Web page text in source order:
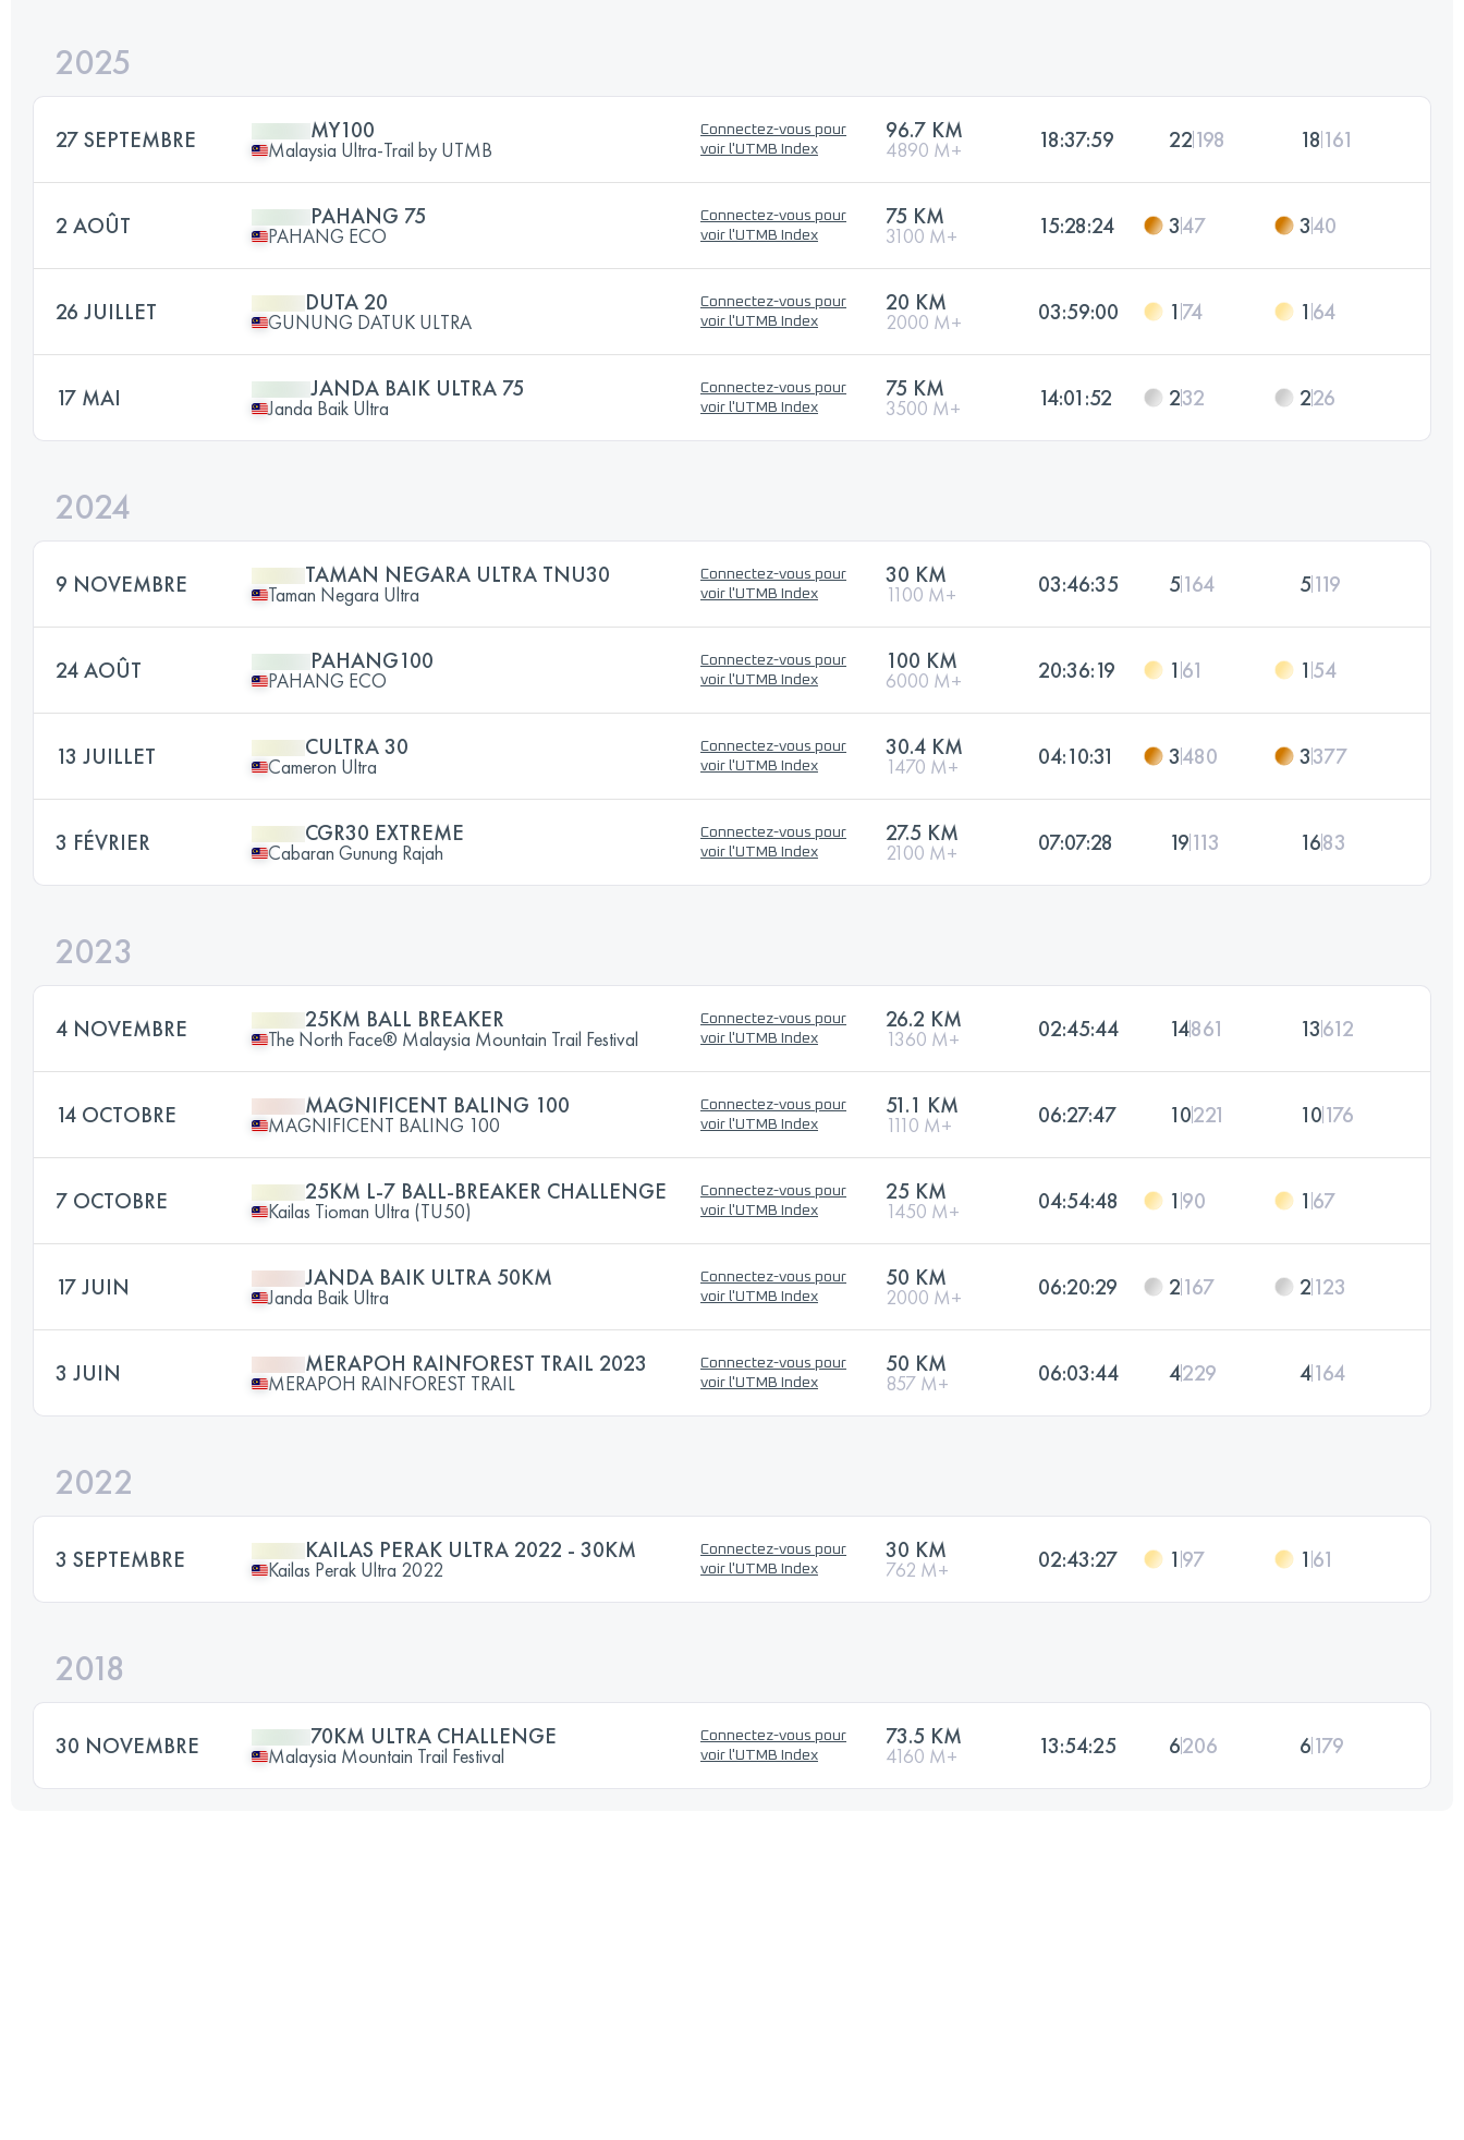
2025
27 SEPTEMBRE MY100
Malaysia Ultra-Trail by UTMB
Connectez-vous pour
voir l'UTMB Index
96.7 KM
4890 M+ 18:37:59 22198 18 161
2 AOÛT PAHANG 75
PAHANG ECO
Connectez-vous pour
voir l'UTMB Index
75 KM
3100 M+ 15:28:24 347 340
26 JUILLET DUTA 20
GUNUNG DATUK ULTRA
Connectez-vous pour
voir l'UTMB Index
20 KM
2000 M+ 03:59:00 1 74 1 64
17 MAI JANDA BAIK ULTRA 75
Janda Baik Ultra
Connectez-vous pour
voir l'UTMB Index
75 KM
3500 M+ 14:01:52 232 226
2024
9 NOVEMBRE TAMAN NEGARA ULTRA TNU30
Taman Negara Ultra
Connectez-vous pour
voir l'UTMB Index
30 KM
1100 M+ 03:46:35 5164 5119
24 AOÛT PAHANG100
PAHANG ECO
Connectez-vous pour
voir l'UTMB Index
100 KM
6000 M+ 20:36:19 1 61 1 54
13 JUILLET CULTRA 30
Cameron Ultra
Connectez-vous pour
voir l'UTMB Index
30.4 KM
1470 M+ 04:10:31 3480 3377
3 FÉVRIER CGR30 EXTREME
Cabaran Gunung Rajah
Connectez-vous pour
voir l'UTMB Index
27.5 KM
2100 M+ 07:07:28 19113 1683
2023
4 NOVEMBRE 25KM BALL BREAKER
The North Face® Malaysia Mountain Trail Festival
Connectez-vous pour
voir l'UTMB Index
26.2 KM
1360 M+ 02:45:44 14861 13612
14 OCTOBRE MAGNIFICENT BALING 100
MAGNIFICENT BALING 100
Connectez-vous pour
voir l'UTMB Index
51.1 KM
1110 M+ 06:27:47 10221 10176
7 OCTOBRE 25KM L-7 BALL-BREAKER CHALLENGE
Kailas Tioman Ultra (TU50)
Connectez-vous pour
voir l'UTMB Index
25 KM
1450 M+ 04:54:48 1 90 1 67
17 JUIN JANDA BAIK ULTRA 50KM
Janda Baik Ultra
Connectez-vous pour
voir l'UTMB Index
50 KM
2000 M+ 06:20:29 2167 2123
3 JUIN MERAPOH RAINFOREST TRAIL 2023
MERAPOH RAINFOREST TRAIL
Connectez-vous pour
voir l'UTMB Index
50 KM
857 M+ 06:03:44 4229 4164
2022
3 SEPTEMBRE KAILAS PERAK ULTRA 2022 - 30KM
Kailas Perak Ultra 2022
Connectez-vous pour
voir l'UTMB Index
30 KM
762 M+ 02:43:27 1 97 1 61
2018
30 NOVEMBRE 70KM ULTRA CHALLENGE
Malaysia Mountain Trail Festival
Connectez-vous pour
voir l'UTMB Index
73.5 KM
4160 M+ 13:54:25 6206 6179